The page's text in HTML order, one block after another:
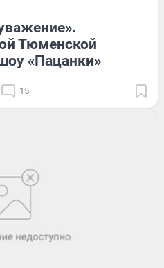
Тюменской
«Пацанки»
15